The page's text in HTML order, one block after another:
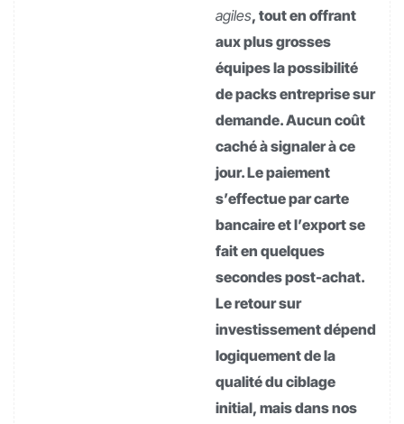
agiles, tout en offrant
aux plus grosses
équipes la possibilité
de packs entreprise sur
demande. Aucun coût
caché à signaler à ce
jour. Le paiement
s’effectue par carte
bancaire et l’export se
fait en quelques
secondes post-achat.
Le retour sur
investissement dépend
logiquement de la
qualité du ciblage
initial, mais dans nos